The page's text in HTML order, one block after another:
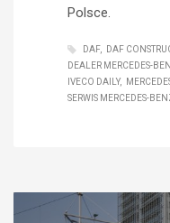
Polsce.
DAF
DAF
DEALER MERCEDES-
IVECO DAILY
SERWIS MERCEDES-